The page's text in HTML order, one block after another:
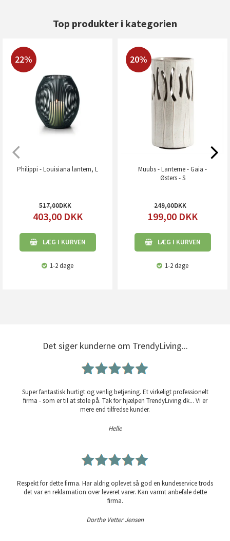
Top produkter i kategorien
22%
Philippi - Louisiana lantern, L
517,00
403,00 DKK
LÆG I KURVEN
1-2 dage
20%
Muubs - Lanterne - Gaia -
Østers - S
249,00
199,00 DKK
LÆG I KURVEN
1-2 dage
Det siger kunderne om TrendyLiving...
Super fantastisk hurtigt og venlig betjening. Et virkeligt professionelt
firma - som er til at stole på. Tak for hjælpen TrendyLiving.dk... Vi er
mere end tilfredse kunder.
Helle
Respekt for dette firma. Har aldrig oplevet så god en kundeservice trods
det var en reklamation over leveret varer. Kan varmt anbefale dette
firma.
Dorthe Vetter Jensen